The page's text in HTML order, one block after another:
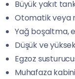
Büyük yakıt
Otomatik veya
Yağ boşaltma,
Düşük ve
Egzoz
Muhafaza